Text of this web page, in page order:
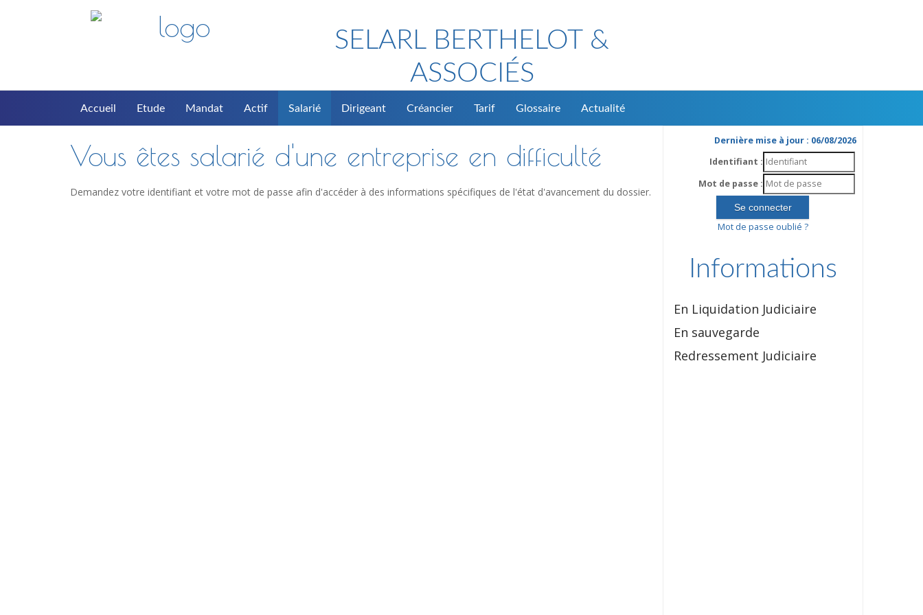
SELARL BERTHELOT &
ASSOCIÉS
Accueil Etude Mandat Actif Salarié Dirigeant Créancier Tarif Glossaire Actualité
Vous êtes salarié d'une entreprise en difficulté
Demandez votre identifiant et votre mot de passe afin d'accéder à des informations spécifiques de l'état d'avancement du dossier.
Dernière mise à jour : 06/08/2026
Identifiant :
Mot de passe :
Mot de passe oublié ?
Informations
En Liquidation Judiciaire
En sauvegarde
Redressement Judiciaire